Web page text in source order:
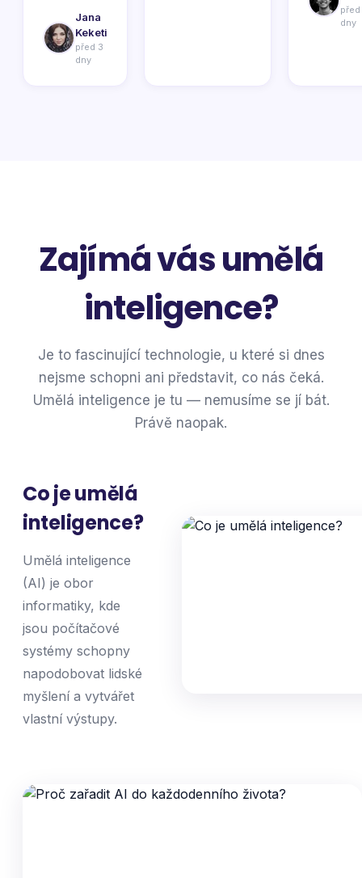
Jana
Keketi
před 3
dny
dny
Zajímá vás umělá
inteligence?
Je to fascinující technologie, u které si dnes
nejsme schopni ani představit, co nás čeká.
Umělá inteligence je tu — nemusíme se jí bát.
Právě naopak.
Co je umělá
inteligence?
Umělá inteligence
(AI) je obor
informatiky, kde
jsou počítačové
systémy schopny
napodobovat lidské
myšlení a vytvářet
vlastní výstupy.